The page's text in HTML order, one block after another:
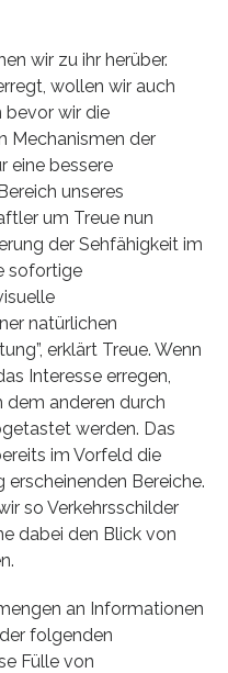
wir zu ihr herüber.
wollen wir auch
bevor wir die
Mechanismen der
eine bessere
unseres
um Treue nun
der Sehfähigkeit im
sofortige
natürlichen
erklärt Treue. Wenn
Interesse erregen,
dem anderen durch
werden. Das
im Vorfeld die
Bereiche.
so Verkehrsschilder
dabei den Blick von
an Informationen
folgenden
Fülle von